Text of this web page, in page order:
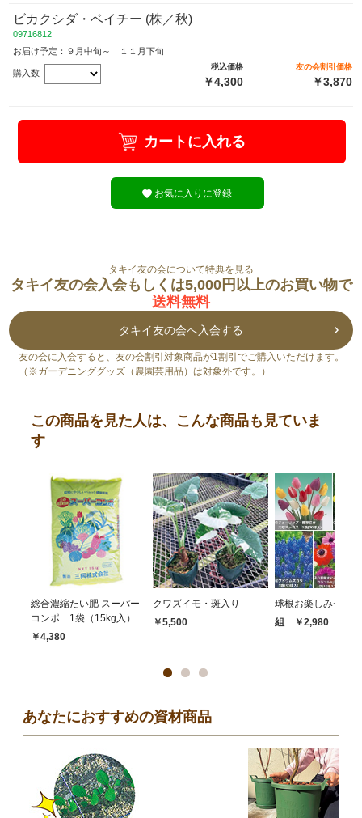
ビカクシダ・ベイチー (株／秋)
09716812
お届け予定：９月中旬～ １１月下旬
購入数
税込価格
￥4,300
友の会割引価格
￥3,870
カートに入れる
お気に入りに登録
タキイ友の会について特典を見る
タキイ友の会入会もしくは5,000円以上のお買い物で
送料無料
タキイ友の会へ入会する
友の会に入会すると、友の会割引対象商品が1割引でご購入いただけます。
（※ガーデニンググッズ（農園芸用品）は対象外です。）
この商品を見た人は、こんな商品も見ていま
す
総合濃縮たい肥 スーパー
コンポ 1袋（15kg入）
￥4,380
クワズイモ・斑入り
￥5,500
球根お楽しみセット
組 ￥2,980
あなたにおすすめの資材商品